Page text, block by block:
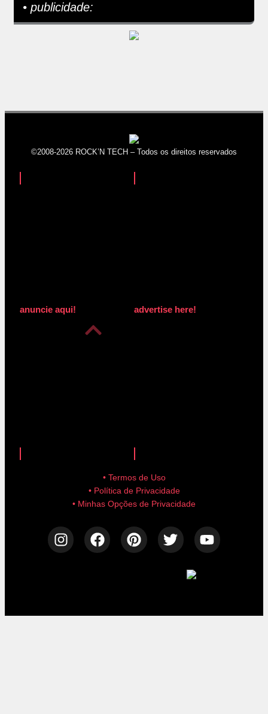
• publicidade:
©2008-2026 ROCK’N TECH – Todos os direitos reservados
anuncie aqui! advertise here!
• Termos de Uso
• Política de Privacidade
• Minhas Opções de Privacidade